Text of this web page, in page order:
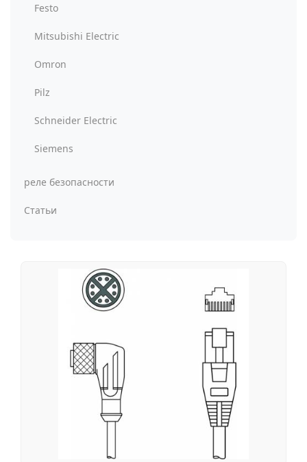
Festo
Mitsubishi Electric
Omron
Pilz
Schneider Electric
Siemens
реле безопасности
Статьи